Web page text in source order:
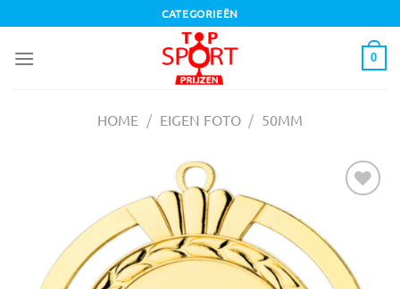
naar
inhoud
CATEGORIEËN
0
HOME / EIGEN FOTO / 50MM
verlanglijst